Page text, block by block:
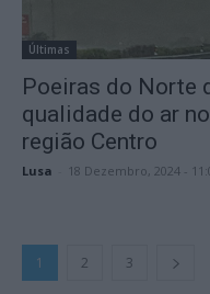
Últimas
Poeiras do Norte
qualidade do ar
região Centro
Lusa 18 Dezembro, 2024 -
1 2 3